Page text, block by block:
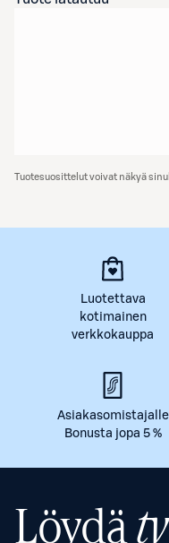
Tuotesuosittelut voivat näkyä
Luotettava
kotimainen
verkkokauppa
Asiakasomistajalle
Bonusta jopa 5 %
Löydä